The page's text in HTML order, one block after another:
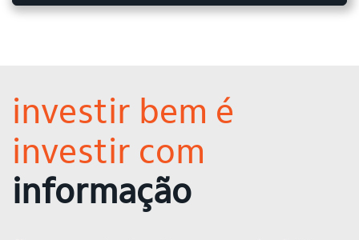
investir bem é
investir com
informação